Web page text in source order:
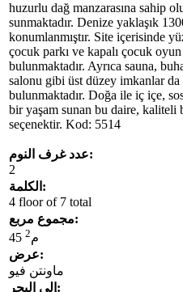
huzurlu dağ manzarasına sahip
sunmaktadır. Denize yaklaşık
konumlanmıştır. Site içerisinde
çocuk parkı ve kapalı çocuk
bulunmaktadır. Ayrıca sauna,
salonu gibi üst düzey imkanlar da
bulunmaktadır. Doğa ile iç içe,
bir yaşam sunan bu daire,
seçenektir. Kod: 5514
عدد غرف النوم:
2
الكلمة:
4 floor of 7 total
مجموع مربع:
45 م2
عرض:
ماونتن فيو
إلى البحر: